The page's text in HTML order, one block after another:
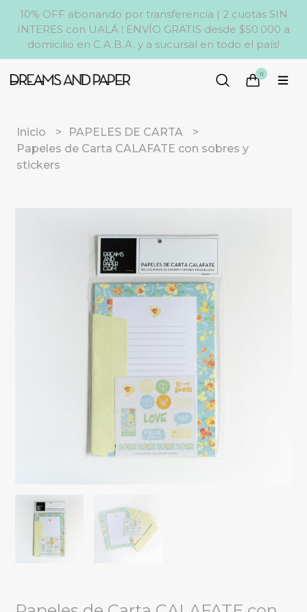
10% OFF abonando por transferencia | 2 cuotas SIN
INTERES con UALÁ ! ENVÍO GRATIS desde $50.000 a
domicilio en C.A.B.A. y a sucursal en todo el país!
0
Inicio
PAPELES DE CARTA
Papeles de Carta CALAFATE con sobres y
stickers